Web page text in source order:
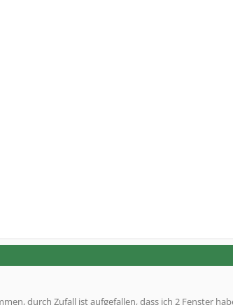
durch Zufall ist aufgefallen, dass ich 2 Fenster